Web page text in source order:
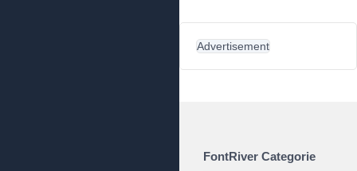
Advertisement
FontRiver Categorie